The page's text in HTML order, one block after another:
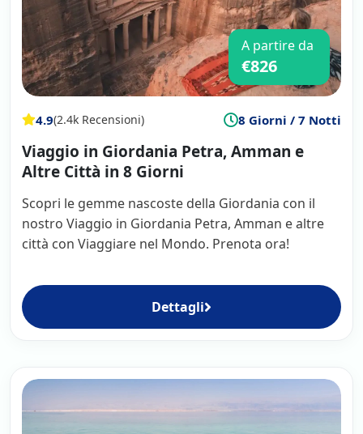
A partire da
€826
4.9(2.4k Recensioni) 8 Giorni / 7 Notti
Viaggio in Giordania Petra, Amman e
Altre Città in 8 Giorni
Scopri le gemme nascoste della Giordania con il
nostro Viaggio in Giordania Petra, Amman e altre
città con Viaggiare nel Mondo. Prenota ora!
Dettagli